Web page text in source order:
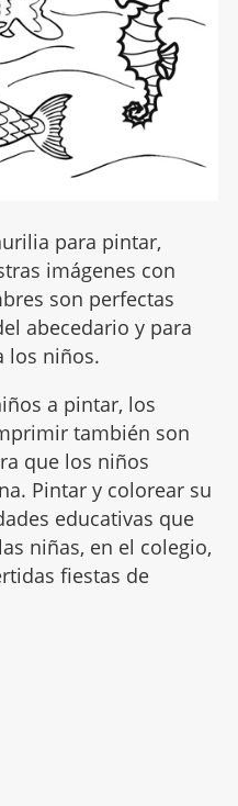
para pintar,
imágenes con
son perfectas
abecedario y para
los niños.
a pintar, los
también son
que los niños
Pintar y colorear su
educativas que
niñas, en el colegio,
fiestas de